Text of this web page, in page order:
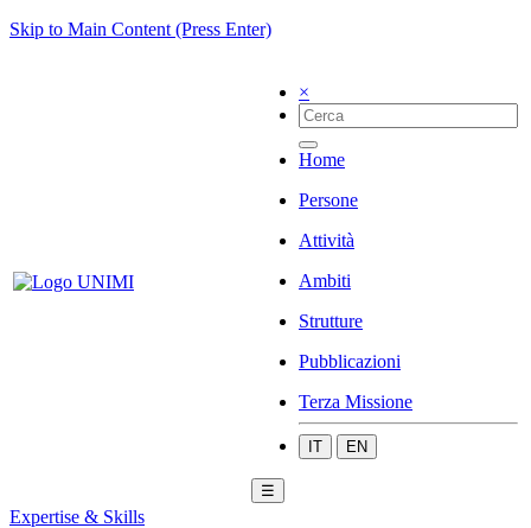
Skip to Main Content (Press Enter)
×
Home
Persone
Attività
Ambiti
Strutture
Pubblicazioni
Terza Missione
IT EN
☰
Expertise & Skills